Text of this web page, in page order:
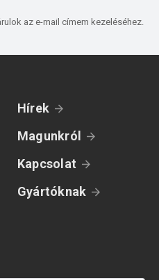
az e-mail címem kezeléséhez.
Hírek
Magunkról
Kapcsolat
Gyártóknak